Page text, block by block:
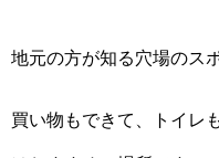
地元の方が知る穴場のス
買い物もできて、トイレ